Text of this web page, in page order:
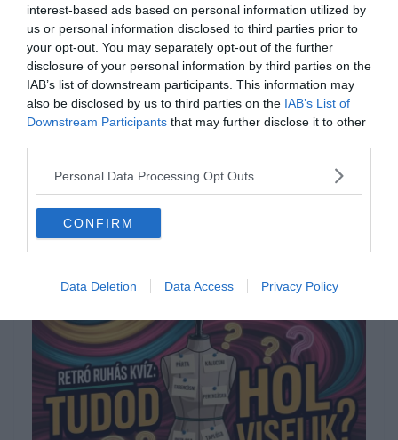
interest-based ads based on personal information utilized by
us or personal information disclosed to third parties prior to
your opt-out. You may separately opt-out of the further
disclosure of your personal information by third parties on the
IAB’s list of downstream participants. This information may
also be disclosed by us to third parties on the IAB’s List of
Downstream Participants that may further disclose it to other
Personal Data Processing Opt Outs
CONFIRM
Data Deletion Data Access Privacy Policy
elgondolkodtató kvíz feladvány. Ha úgy
érzed, hogy maradt még benned lendület
egy következő fordulóhoz, bátran kattints a
további tudáspróba játékokoldalára a
folytatásért. Ha pedig inkább csak
néznél és lazítanál egy kicsit, a
Keresztlabda
YouTube csatorna
majd a figyelmedet minden megoldott kvíz